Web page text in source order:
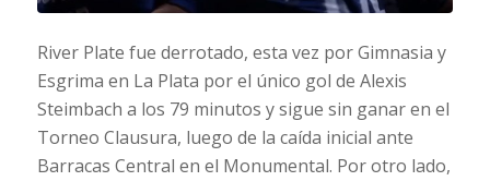
River Plate fue derrotado, esta vez por Gimnasia y
Esgrima en La Plata por el único gol de Alexis
Steimbach a los 79 minutos y sigue sin ganar en el
Torneo Clausura, luego de la caída inicial ante
Barracas Central en el Monumental. Por otro lado,